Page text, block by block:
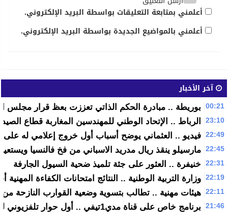
أعلمني بمتابعة التعليقات بواسطة البريد الإلكتروني.
أعلمني بالمواضيع الجديدة بواسطة البريد الإلكتروني.
آخر الأخبار
00:21 بوريطة .. مبادرة الحكم الذاتي تعززت بعظ قرار مجلس
23:10 الرباط .. الإتحاد الوطني للمهندسين المغاربة قطاع
22:49 فيديو .. العثماني يوضح أسباب أول خروج إعلامي له على قناة
22:45 مارسيلو ينقذ ريال مدريد الاسباني من فخ فالنسيا
22:31 خنيفرة .. العثور على جثة تلميذ ضحية السيول الجارفة
22:19 وزارة التربية الوطنية .. النتائج امتحانات الكفاءة المهنية أسفرت عن
22:11 هيئات مهنية .. تطالب بتسوية وضعية القوارب النازحة من
21:46 برنامج خاص على قناة مدي1تيفي .. أول حوار تلفزيوني لرئيس الحكومة سعد الدين العثماني